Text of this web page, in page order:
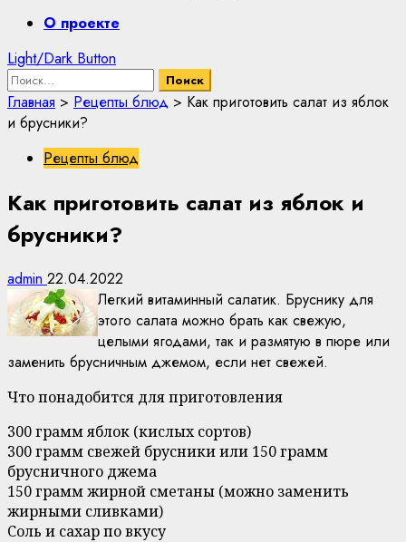
PrimaryО проекте
Light/Dark Button
Найти:
Главная > Рецепты блюд > Как приготовить салат из яблок
и брусники?
Рецепты блюд
Как приготовить салат из яблок и
брусники?
admin 22.04.2022
Легкий витаминный салатик. Бруснику для
этого салата можно брать как свежую,
целыми ягодами, так и размятую в пюре или
заменить брусничным джемом, если нет свежей.
Что понадобится для приготовления
300 грамм яблок (кислых сортов)
300 грамм свежей брусники или 150 грамм
брусничного джема
150 грамм жирной сметаны (можно заменить
жирными сливками)
Соль и сахар по вкусу